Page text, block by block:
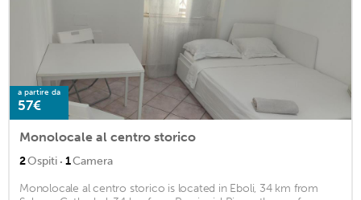
a partire da
57€
Monolocale al centro storico
2Ospiti · 1Camera
Monolocale al centro storico is located in Eboli, 34 km from